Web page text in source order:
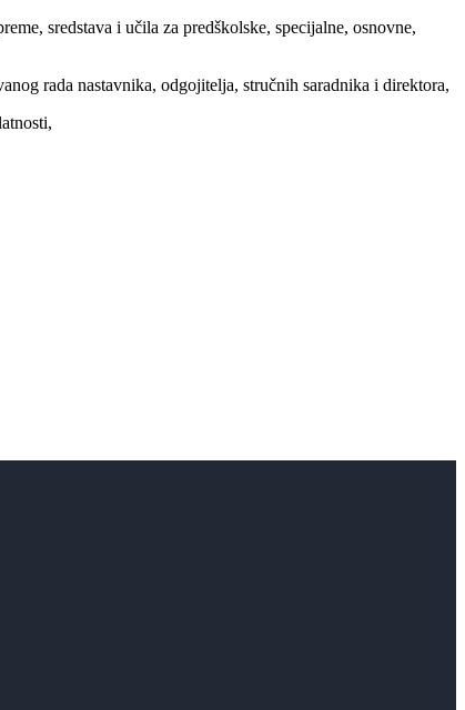
sredstava i učila za predškolske, specijalne, osnovne,
rada nastavnika, odgojitelja, stručnih saradnika i direktora,